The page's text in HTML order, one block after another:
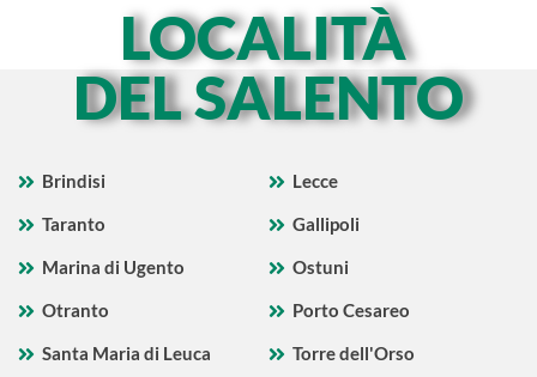
LOCALITÀ
DEL SALENTO
Brindisi
Lecce
Taranto
Gallipoli
Marina di Ugento
Ostuni
Otranto
Porto Cesareo
Santa Maria di Leuca
Torre dell'Orso